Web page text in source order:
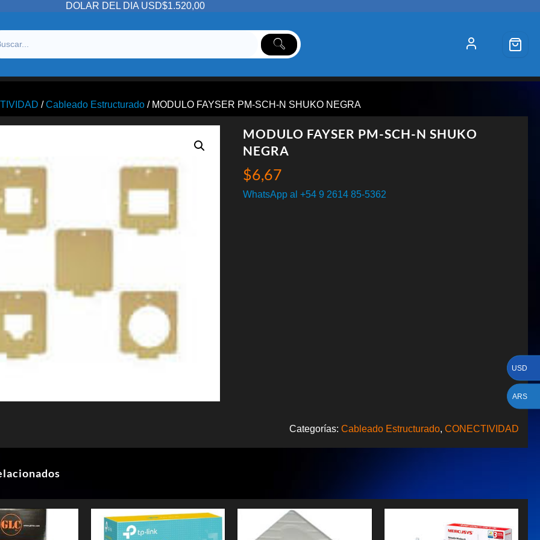
DOLAR DEL DIA USD$1.520,00
/Cableado Estructurado / MODULO FAYSER PM-SCH-N SHUKO NEGRA
MODULO FAYSER PM-SCH-N SHUKO
NEGRA
$6,67
WhatsApp al +54 9 2614 85-5362
Categorías: Cableado Estructurado, CONECTIVIDAD
USD
ARS